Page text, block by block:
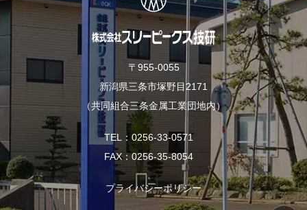
o
o
k
e
〒955-0055
新潟県三条市塚野目2171
（共同組合三条金属工業団地内）
TEL
0256-33-0571
FAX
0256-35-8054
プライバシーポリシー